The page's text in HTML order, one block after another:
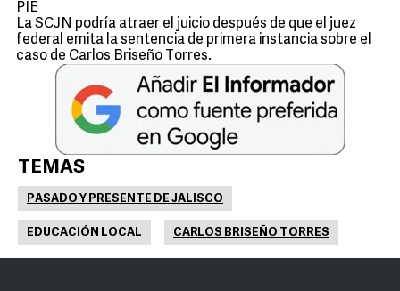
PIE
La SCJN podría atraer el juicio después de que el juez
federal emita la sentencia de primera instancia sobre el
caso de Carlos Briseño Torres.
TEMAS
PASADO Y PRESENTE DE JALISCO
EDUCACIÓN LOCAL CARLOS BRISEÑO TORRES